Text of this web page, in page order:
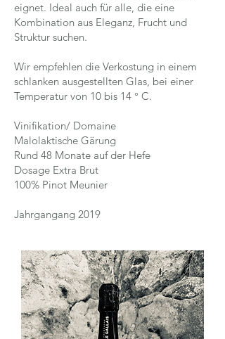
eignet. Ideal auch für alle, die eine
Kombination aus Eleganz, Frucht und
Struktur suchen.
Wir empfehlen die Verkostung in einem
schlanken ausgestellten Glas, bei einer
Temperatur von 10 bis 14 ° C.
Vinifikation/ Domaine
Malolaktische Gärung
Rund 48 Monate auf der Hefe
Dosage Extra Brut
100% Pinot Meunier
Jahrgangang 2019